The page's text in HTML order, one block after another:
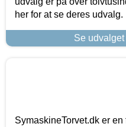
her for at se deres udvalg.
Se
SymaskineTorvet.dk er